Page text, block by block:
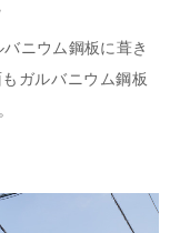
ニウム鋼板に葺き
ガルバニウム鋼板